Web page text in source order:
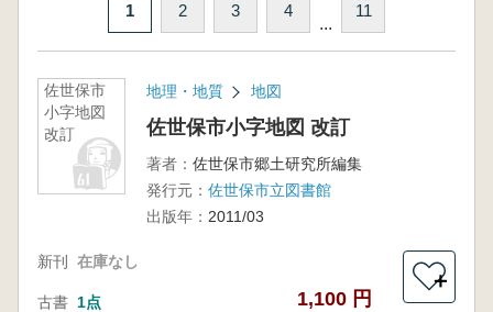
1 2 3 4
...
11
佐世保市
小字地図
改訂
地理・地質 地図
佐世保市小字地図 改訂
著者： 佐世保市郷土研究所編集
発行元： 佐世保市立図書館
出版年： 2011/03
新刊 在庫なし
古書 1点 1,100 円
＋